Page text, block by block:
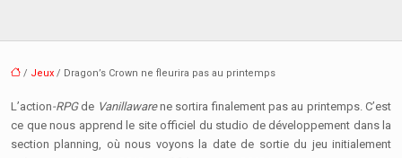
/ Jeux / Dragon’s Crown ne fleurira pas au printemps
L’action-RPG de Vanillawarene sortira finalement pas au printemps. C’est
ce que nous apprend le site officiel du studio de développement dans la
section planning, où nous voyons la date de sortie du jeu initialement